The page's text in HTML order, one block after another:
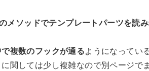
メソッドでテンプレートパーツを読
複数のフックが通るようになってい
関しては少し複雑なので別ページで